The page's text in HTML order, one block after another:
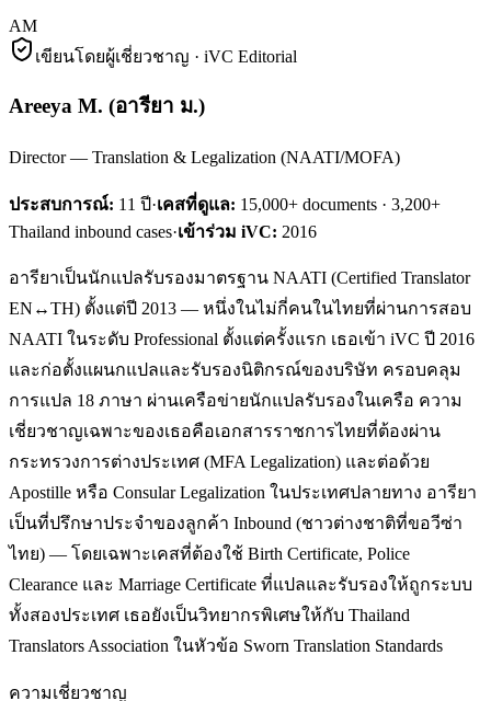
AM
เขียนโดยผู้เชี่ยวชาญ · iVC Editorial
Areeya M. (อารียา ม.)
Director — Translation & Legalization (NAATI/MOFA)
ประสบการณ์: 11 ปี·เคสที่ดูแล: 15,000+ documents · 3,200+
Thailand inbound cases·เข้าร่วม iVC: 2016
อารียาเป็นนักแปลรับรองมาตรฐาน NAATI (Certified Translator
EN↔TH) ตั้งแต่ปี 2013 — หนึ่งในไม่กี่คนในไทยที่ผ่านการสอบ
NAATI ในระดับ Professional ตั้งแต่ครั้งแรก เธอเข้า iVC ปี 2016
และก่อตั้งแผนกแปลและรับรองนิติกรณ์ของบริษัท ครอบคลุม
การแปล 18 ภาษา ผ่านเครือข่ายนักแปลรับรองในเครือ ความ
เชี่ยวชาญเฉพาะของเธอคือเอกสารราชการไทยที่ต้องผ่าน
กระทรวงการต่างประเทศ (MFA Legalization) และต่อด้วย
Apostille หรือ Consular Legalization ในประเทศปลายทาง อารียา
เป็นที่ปรึกษาประจำของลูกค้า Inbound (ชาวต่างชาติที่ขอวีซ่า
ไทย) — โดยเฉพาะเคสที่ต้องใช้ Birth Certificate, Police
Clearance และ Marriage Certificate ที่แปลและรับรองให้ถูกระบบ
ทั้งสองประเทศ เธอยังเป็นวิทยากรพิเศษให้กับ Thailand
Translators Association ในหัวข้อ Sworn Translation Standards
ความเชี่ยวชาญ